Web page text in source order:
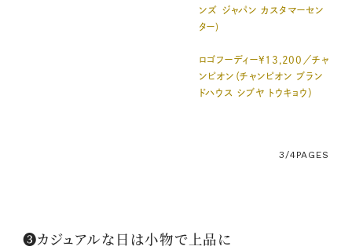
ンズ ジャパン カスタマーセン
ター)
ロゴフーディー¥13,200／チャ
ンピオン（チャンピオン ブラン
ドハウス シブヤ トウキョウ）
3/4PAGES
❸カジュアルな日は小物で上品に